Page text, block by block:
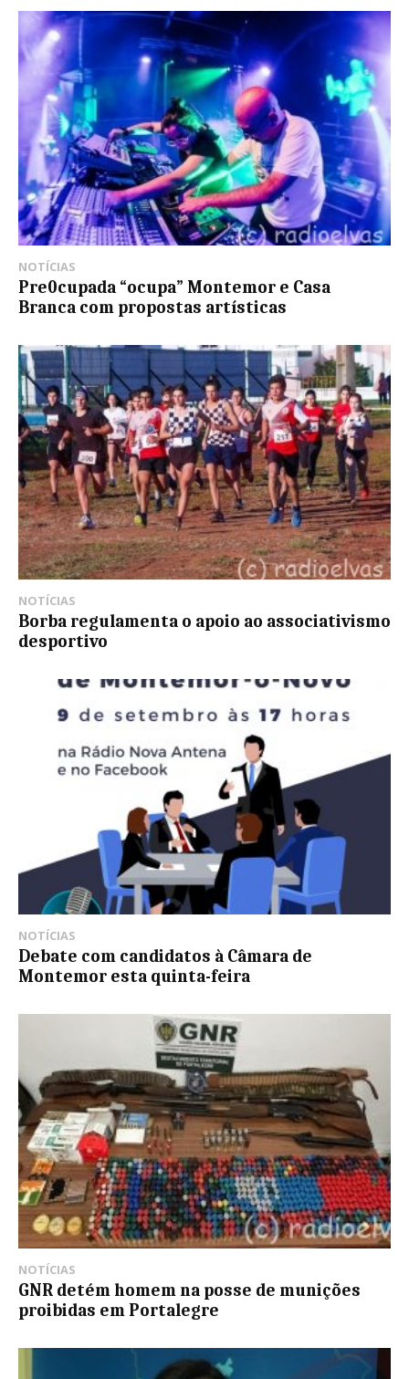
NOTÍCIAS
Pre0cupada “ocupa” Montemor e Casa
Branca com propostas artísticas
NOTÍCIAS
Borba regulamenta o apoio ao associativismo
desportivo
NOTÍCIAS
Debate com candidatos à Câmara de
Montemor esta quinta-feira
NOTÍCIAS
GNR detém homem na posse de munições
proibidas em Portalegre